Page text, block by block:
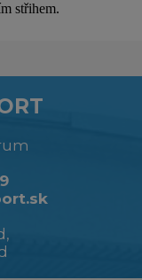
střihem.